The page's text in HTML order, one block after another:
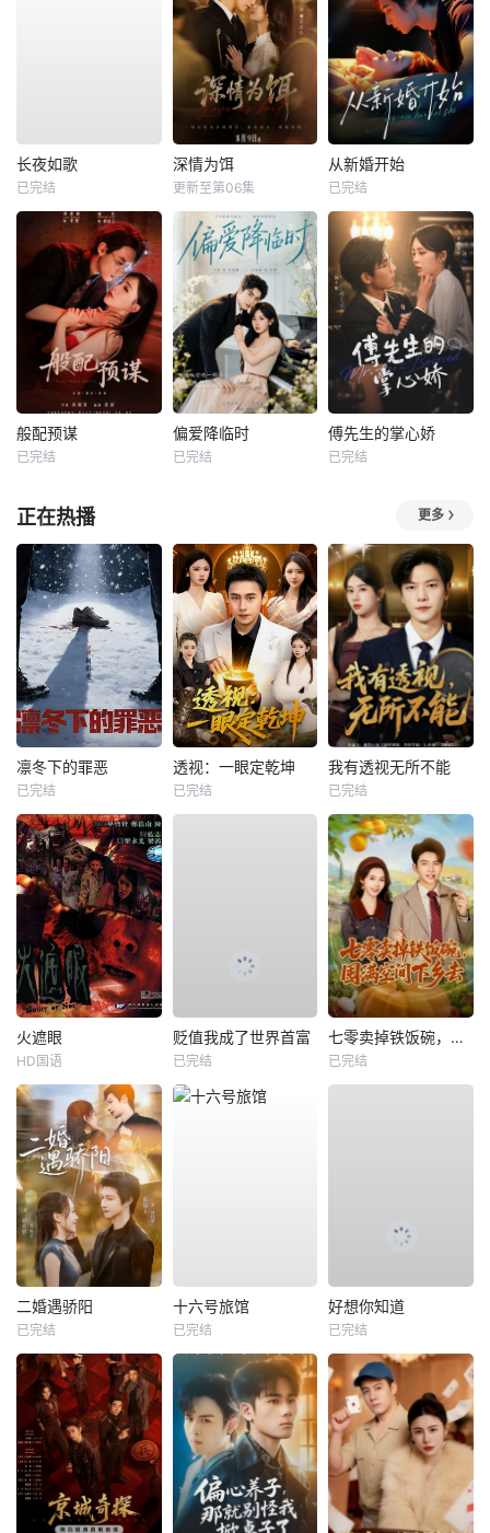
长夜如歌
已完结
深情为饵
更新至第06集
从新婚开始
已完结
般配预谋
已完结
偏爱降临时
已完结
傅先生的掌心娇
已完结
正在热播 更多
凛冬下的罪恶
已完结
透视：一眼定乾坤
已完结
我有透视无所不能
已完结
火遮眼
HD国语
贬值我成了世界首富
已完结
七零卖掉铁饭碗，囤满空间下乡去
已完结
二婚遇骄阳
已完结
十六号旅馆
已完结
好想你知道
已完结